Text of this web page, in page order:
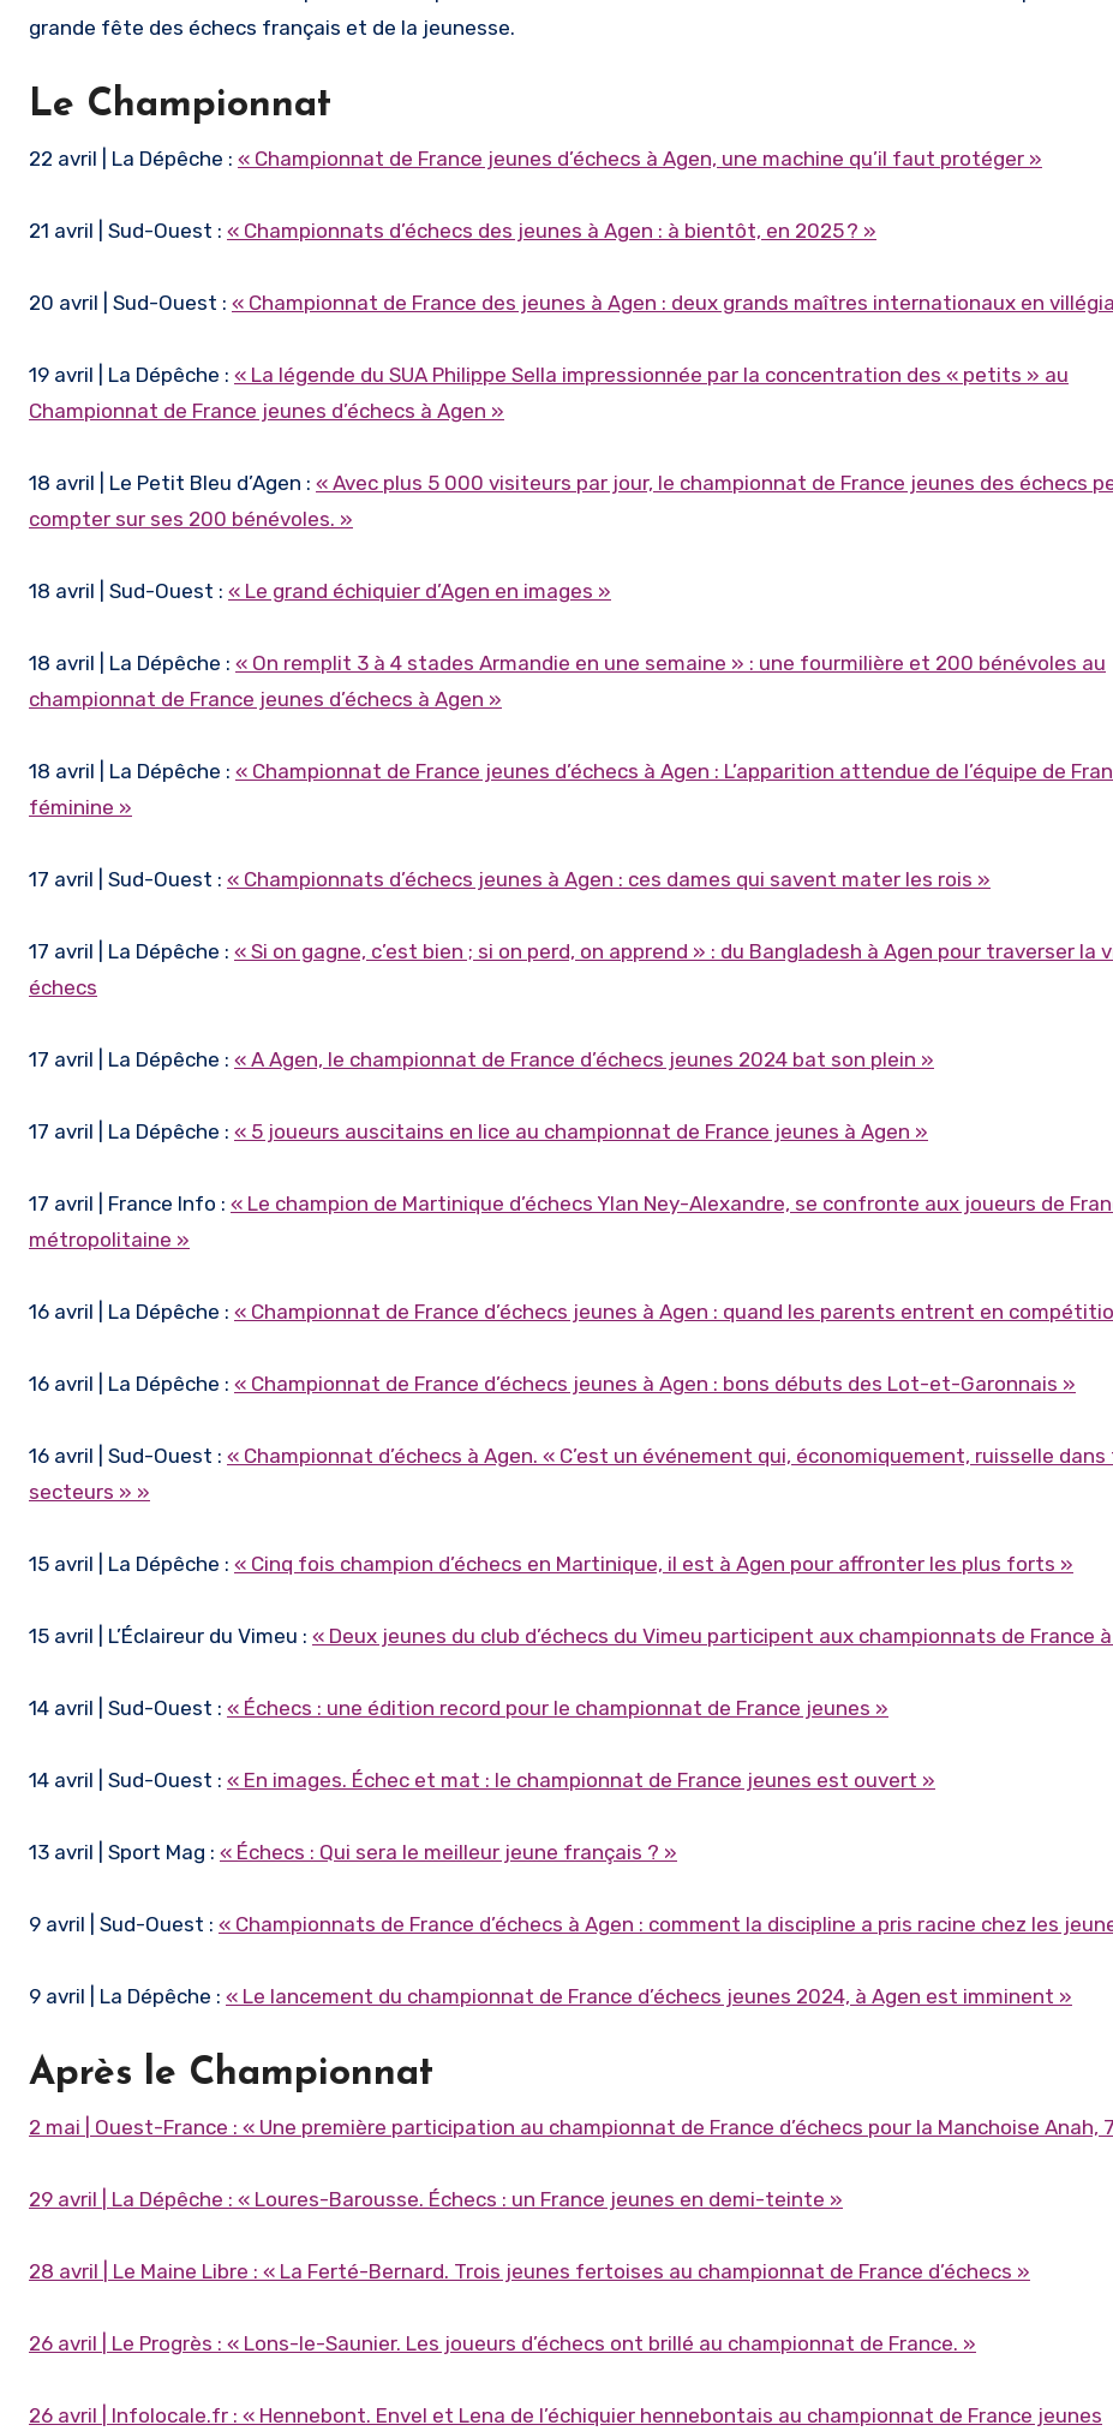
grande fête des échecs français et de la jeunesse.
Le Championnat
22 avril | La Dépêche : « Championnat de France jeunes d’échecs à Agen, une machine qu’il faut protéger »
21 avril | Sud-Ouest : « Championnats d’échecs des jeunes à Agen : à bientôt, en 2025 ? »
20 avril | Sud-Ouest : « Championnat de France des jeunes à Agen : deux grands maîtres internationaux en
19 avril | La Dépêche : « La légende du SUA Philippe Sella impressionnée par la concentration des « petits » au
Championnat de France jeunes d’échecs à Agen »
18 avril | Le Petit Bleu d’Agen : « Avec plus 5 000 visiteurs par jour, le championnat de France jeunes des échecs
compter sur ses 200 bénévoles. »
18 avril | Sud-Ouest : « Le grand échiquier d’Agen en images »
18 avril | La Dépêche : « On remplit 3 à 4 stades Armandie en une semaine » : une fourmilière et 200 bénévoles au
championnat de France jeunes d’échecs à Agen »
18 avril | La Dépêche : « Championnat de France jeunes d’échecs à Agen : L’apparition attendue de l’équipe de
féminine »
17 avril | Sud-Ouest : « Championnats d’échecs jeunes à Agen : ces dames qui savent mater les rois »
17 avril | La Dépêche : « Si on gagne, c’est bien ; si on perd, on apprend » : du Bangladesh à Agen pour traverser la
échecs
17 avril | La Dépêche : « A Agen, le championnat de France d’échecs jeunes 2024 bat son plein »
17 avril | La Dépêche : « 5 joueurs auscitains en lice au championnat de France jeunes à Agen »
17 avril | France Info : « Le champion de Martinique d’échecs Ylan Ney-Alexandre, se confronte aux joueurs de
métropolitaine »
16 avril | La Dépêche : « Championnat de France d’échecs jeunes à Agen : quand les parents entrent en
16 avril | La Dépêche : « Championnat de France d’échecs jeunes à Agen : bons débuts des Lot-et-Garonnais »
16 avril | Sud-Ouest : « Championnat d’échecs à Agen. « C’est un événement qui, économiquement, ruisselle
secteurs » »
15 avril | La Dépêche : « Cinq fois champion d’échecs en Martinique, il est à Agen pour affronter les plus forts »
15 avril | L’Éclaireur du Vimeu : « Deux jeunes du club d’échecs du Vimeu participent aux championnats de France
14 avril | Sud-Ouest : « Échecs : une édition record pour le championnat de France jeunes »
14 avril | Sud-Ouest : « En images. Échec et mat : le championnat de France jeunes est ouvert »
13 avril | Sport Mag : « Échecs : Qui sera le meilleur jeune français ? »
9 avril | Sud-Ouest : « Championnats de France d’échecs à Agen : comment la discipline a pris racine chez les
9 avril | La Dépêche : « Le lancement du championnat de France d’échecs jeunes 2024, à Agen est imminent »
Après le Championnat
2 mai | Ouest-France : « Une première participation au championnat de France d’échecs pour la Manchoise Anah,
29 avril | La Dépêche : « Loures-Barousse. Échecs : un France jeunes en demi-teinte »
28 avril | Le Maine Libre : « La Ferté-Bernard. Trois jeunes fertoises au championnat de France d’échecs »
26 avril | Le Progrès : « Lons-le-Saunier. Les joueurs d’échecs ont brillé au championnat de France. »
26 avril | Infolocale.fr : « Hennebont. Envel et Lena de l’échiquier hennebontais au championnat de France jeunes